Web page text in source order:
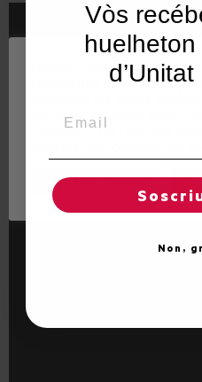
Utilitzem"cookies" al
l'usuari una experiència
fer clic a "Acceptar totes",
"cookies". Tot i així, pot
Regles de "cookies"
Vòs
d’Unitat
Non,